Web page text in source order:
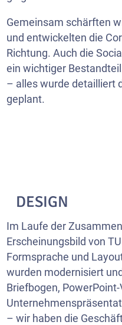
Gemeinsam schärften
und entwickelten die
Richtung. Auch die
ein wichtiger
– alles wurde detailliert
geplant.
DESIGN
Im Laufe der
Erscheinungsbild von
Formsprache und
wurden modernisiert
Briefbogen,
– wir haben die